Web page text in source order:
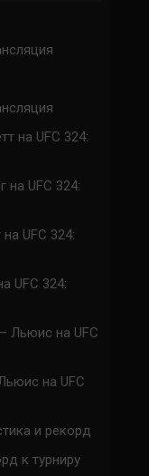
на UFC 324:
на UFC 324:
UFC 324:
UFC 324:
Льюис на UFC
на UFC
и рекорд
к турниру